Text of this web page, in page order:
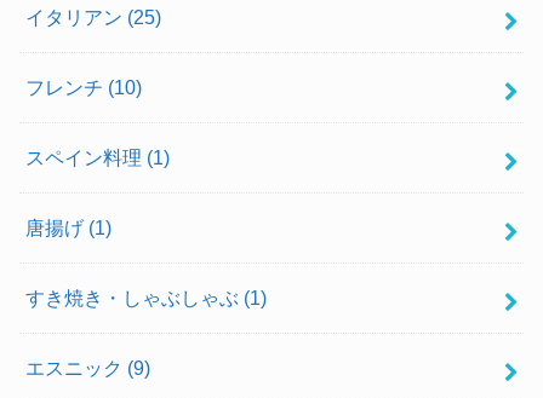
イタリアン (25)
フレンチ (10)
スペイン料理 (1)
唐揚げ (1)
すき焼き・しゃぶしゃぶ (1)
エスニック (9)